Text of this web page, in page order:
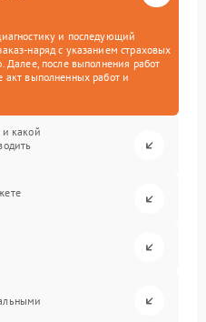
и последующий
наряд с указанием страховых
Далее, после выполнения работ
акт выполненных работ и
какой